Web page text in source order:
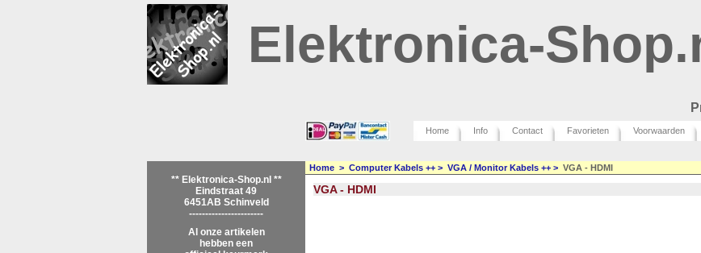
Elektronica-
Home Info Contact Favorieten Voorwaarden
** Elektronica-Shop.nl **
Eindstraat 49
6451AB Schinveld
-----------------------
Al onze artikelen
hebben een
Home > Computer Kabels ++ > VGA / Monitor Kabels ++ > VGA - HDMI
VGA - HDMI